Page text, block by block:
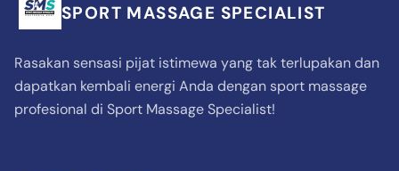
SPORT MASSAGE SPECIALIST
Rasakan sensasi pijat istimewa yang tak terlupakan dan
dapatkan kembali energi Anda dengan sport massage
profesional di Sport Massage Specialist!